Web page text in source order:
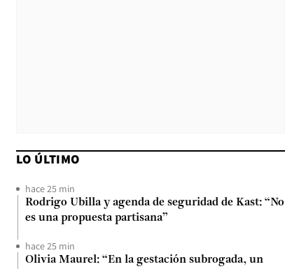
LO ÚLTIMO
hace 25 min
Rodrigo Ubilla y agenda de seguridad de Kast: “No
es una propuesta partisana”
hace 25 min
Olivia Maurel: “En la gestación subrogada, un